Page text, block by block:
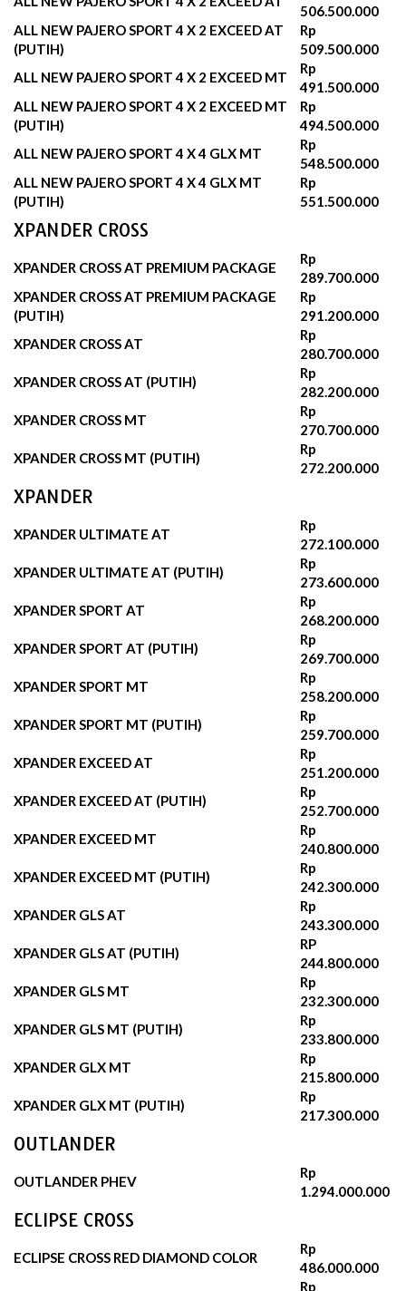
506.500.000
ALL NEW PAJERO SPORT 4 X 2 EXCEED AT
(PUTIH)
Rp
509.500.000‬
ALL NEW PAJERO SPORT 4 X 2 EXCEED MT
Rp
491.500.000
ALL NEW PAJERO SPORT 4 X 2 EXCEED MT
(PUTIH)
Rp
494.500.000‬
ALL NEW PAJERO SPORT 4 X 4 GLX MT
Rp
548.500.000
ALL NEW PAJERO SPORT 4 X 4 GLX MT
(PUTIH)
Rp
551.500.000‬
XPANDER CROSS
XPANDER CROSS AT PREMIUM PACKAGE
Rp
289.700.000‬
XPANDER CROSS AT PREMIUM PACKAGE
(PUTIH)
Rp
291.200.000‬
XPANDER CROSS AT
Rp
280.700.000‬
XPANDER CROSS AT (PUTIH)
Rp
282.200.000‬
XPANDER CROSS MT
Rp
270.700.000‬
XPANDER CROSS MT (PUTIH)
Rp
272.200.000‬
XPANDER
XPANDER ULTIMATE AT
Rp
272.100.000
XPANDER ULTIMATE AT (PUTIH)
Rp
273.600.000
XPANDER SPORT AT
Rp
268.200.000‬
XPANDER SPORT AT (PUTIH)
Rp
269.700.000‬
XPANDER SPORT MT
Rp
258.200.000‬
XPANDER SPORT MT (PUTIH)
Rp
259.700.000‬
XPANDER EXCEED AT
Rp
251.200.000‬
XPANDER EXCEED AT (PUTIH)
Rp
252.700.000‬
XPANDER EXCEED MT
Rp
240.800.000‬
XPANDER EXCEED MT (PUTIH)
Rp
242.300.000‬
XPANDER GLS AT
Rp
243.300.000
XPANDER GLS AT (PUTIH)
RP
244.800.000‬
XPANDER GLS MT
Rp
232.300.000‬
XPANDER GLS MT (PUTIH)
Rp
233.800.000
XPANDER GLX MT
Rp
215.800.000
XPANDER GLX MT (PUTIH)
Rp
217.300.000
OUTLANDER
OUTLANDER PHEV
Rp
1.294.000.000
ECLIPSE CROSS
ECLIPSE CROSS RED DIAMOND COLOR
Rp
486.000.000
Rp